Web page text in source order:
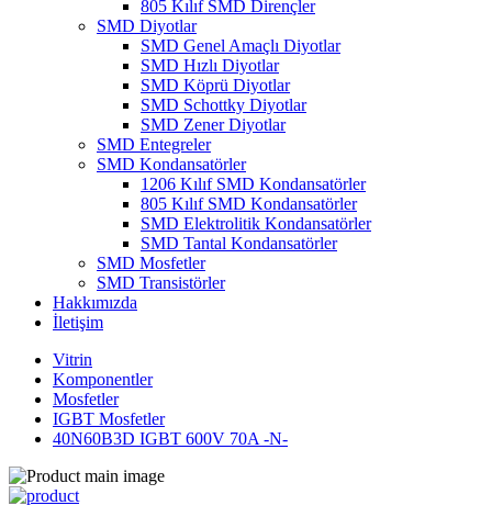
805 Kılıf SMD Dirençler
SMD Diyotlar
SMD Genel Amaçlı Diyotlar
SMD Hızlı Diyotlar
SMD Köprü Diyotlar
SMD Schottky Diyotlar
SMD Zener Diyotlar
SMD Entegreler
SMD Kondansatörler
1206 Kılıf SMD Kondansatörler
805 Kılıf SMD Kondansatörler
SMD Elektrolitik Kondansatörler
SMD Tantal Kondansatörler
SMD Mosfetler
SMD Transistörler
Hakkımızda
İletişim
Vitrin
Komponentler
Mosfetler
IGBT Mosfetler
40N60B3D IGBT 600V 70A -N-